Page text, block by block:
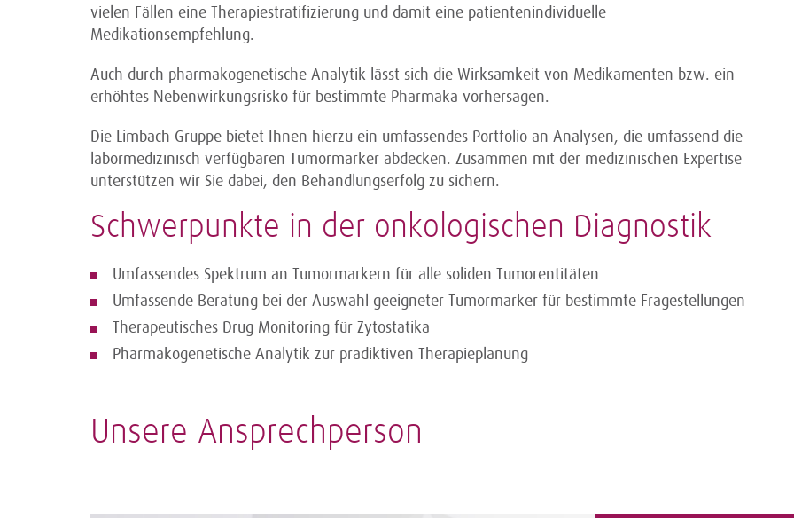
vielen Fällen eine Therapiestratifizierung und damit eine patientenindividuelle
Medikationsempfehlung.
Auch durch pharmakogenetische Analytik lässt sich die Wirksamkeit von Medikamenten bzw. ein
erhöhtes Nebenwirkungsrisko für bestimmte Pharmaka vorhersagen.
Die Limbach Gruppe bietet Ihnen hierzu ein umfassendes Portfolio an Analysen, die umfassend die
labormedizinisch verfügbaren Tumormarker abdecken. Zusammen mit der medizinischen Expertise
unterstützen wir Sie dabei, den Behandlungserfolg zu sichern.
Schwerpunkte in der onkologischen Diagnostik
Umfassendes Spektrum an Tumormarkern für alle soliden Tumorentitäten
Umfassende Beratung bei der Auswahl geeigneter Tumormarker für bestimmte Fragestellungen
Therapeutisches Drug Monitoring für Zytostatika
Pharmakogenetische Analytik zur prädiktiven Therapieplanung
Unsere Ansprechperson